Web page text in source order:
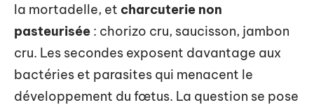
la mortadelle, et charcuterie non
pasteurisée : chorizo cru, saucisson, jambon
cru. Les secondes exposent davantage aux
bactéries et parasites qui menacent le
développement du fœtus. La question se pose